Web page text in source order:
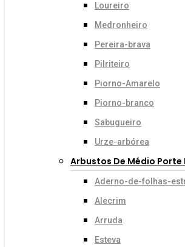
Loureiro
Medronheiro
Pereira-brava
Pilriteiro
Piorno-Amarelo
Piorno-branco
Sabugueiro
Urze-arbórea
Arbustos De Médio Porte
Aderno-de-folhas-
Alecrim
Arruda
Esteva